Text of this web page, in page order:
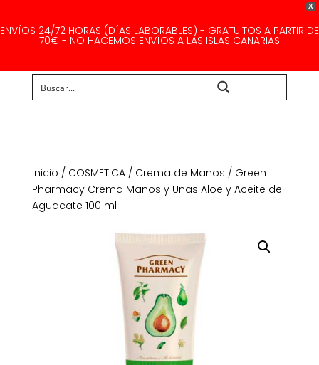
X
ENVÍOS 24/72 HORAS (DÍAS LABORABLES) - GRATUITOS A PARTIR DE
70€ - NO HACEMOS ENVÍOS A LAS ISLAS CANARIAS
Inicio / COSMETICA/ Crema de Manos / Green
Pharmacy Crema Manos y Uñas Aloe y Aceite de
Aguacate 100 ml